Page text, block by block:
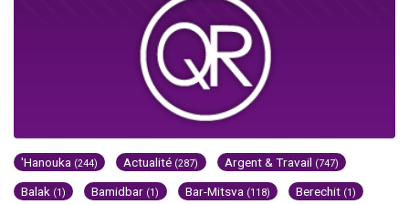
'Hanouka (244) Actualité (287) Argent & Travail (747)
Balak (1) Bamidbar (1) Bar-Mitsva (118) Berechit (1)